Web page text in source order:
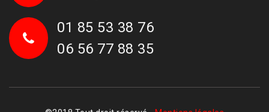
01 85 53 38 76
06 56 77 88 35